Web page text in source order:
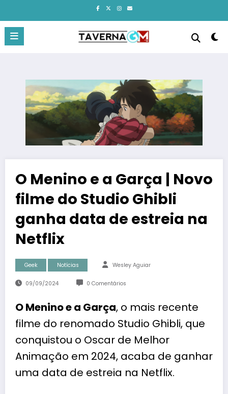
o
conteúdo
O Menino e a Garça | Novo
filme do Studio Ghibli
ganha data de estreia na
Netflix
Geek Notícias Wesley Aguiar
09/09/2024 0 Comentários
O Menino e a Garça, o mais recente
filme do renomado Studio Ghibli, que
conquistou o Oscar de Melhor
Animação em 2024, acaba de ganhar
uma data de estreia na Netflix.